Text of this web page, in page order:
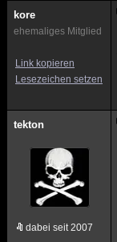
kore
ehemaliges Mitglied
Link kopieren
Lesezeichen setzen
tekton
dabei seit 2007